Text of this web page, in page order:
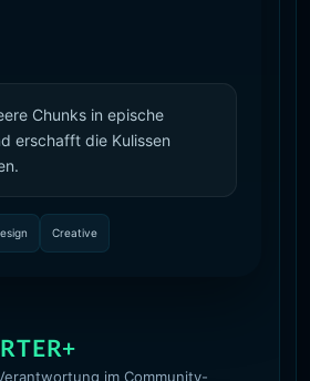
Chunks in epische
erschafft die Kulissen
Creative
im Community-